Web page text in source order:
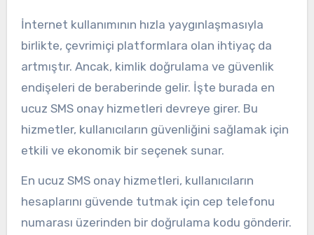
İnternet kullanımının hızla yaygınlaşmasıyla
birlikte, çevrimiçi platformlara olan ihtiyaç da
artmıştır. Ancak, kimlik doğrulama ve güvenlik
endişeleri de beraberinde gelir. İşte burada en
ucuz SMS onay hizmetleri devreye girer. Bu
hizmetler, kullanıcıların güvenliğini sağlamak için
etkili ve ekonomik bir seçenek sunar.
En ucuz SMS onay hizmetleri, kullanıcıların
hesaplarını güvende tutmak için cep telefonu
numarası üzerinden bir doğrulama kodu gönderir.